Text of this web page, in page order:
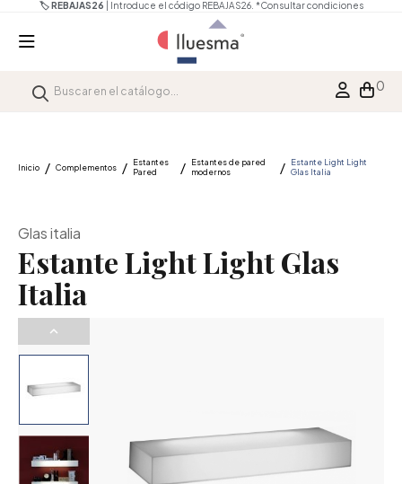
🏷️ REBAJAS26 | Introduce el código REBAJAS26. *Consultar condiciones
0
Inicio Complementos
Estantes
Pared
Estantes de pared
modernos
Estante Light Light
Glas Italia
Glas italia
Estante Light Light Glas
Italia